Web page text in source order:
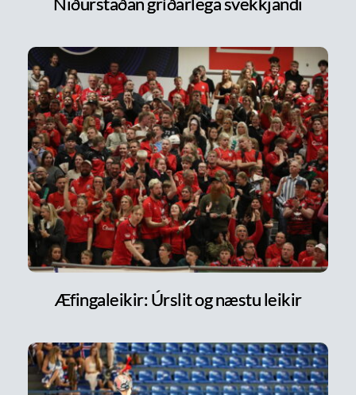
Æfingaleikir: Úrslit og næstu leikir